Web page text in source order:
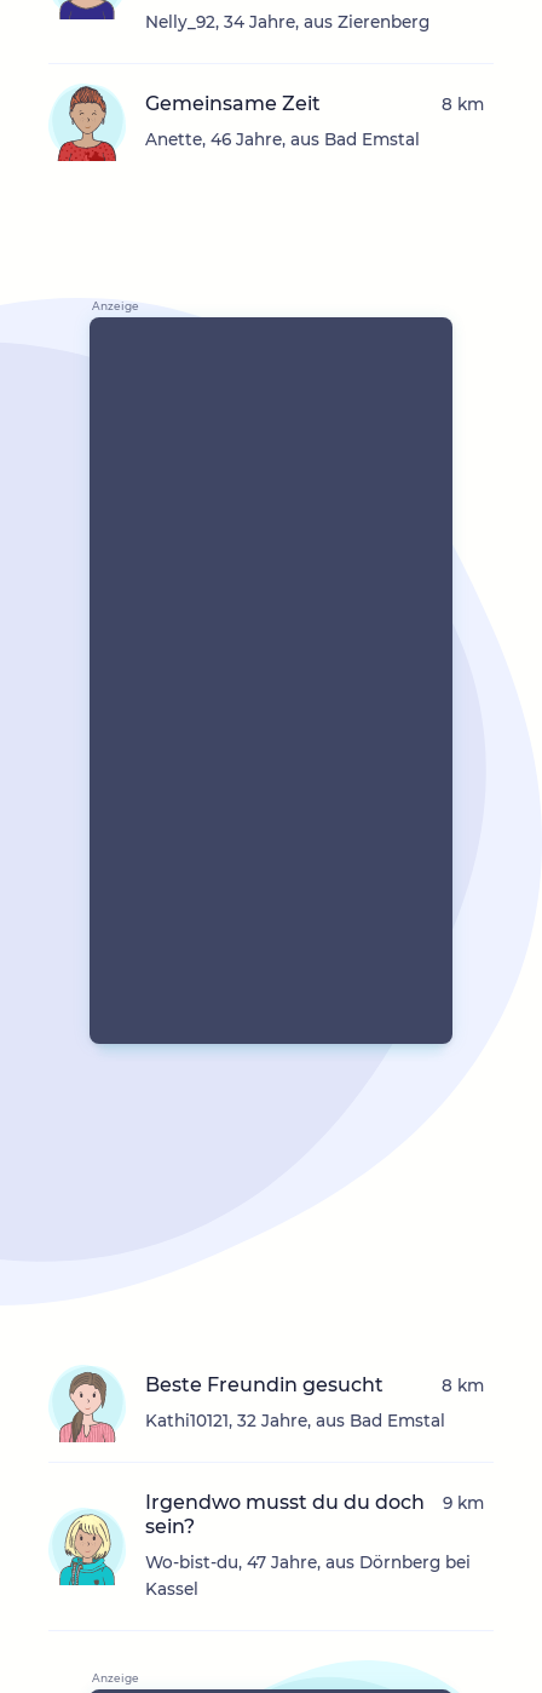
Nelly_92, 34 Jahre, aus Zierenberg
Gemeinsame Zeit
Anette, 46 Jahre, aus Bad Emstal
8 km
Beste Freundin gesucht
Kathi10121, 32 Jahre, aus Bad Emstal
8 km
Irgendwo musst du du doch
sein?
Wo-bist-du, 47 Jahre, aus Dörnberg bei
Kassel
9 km